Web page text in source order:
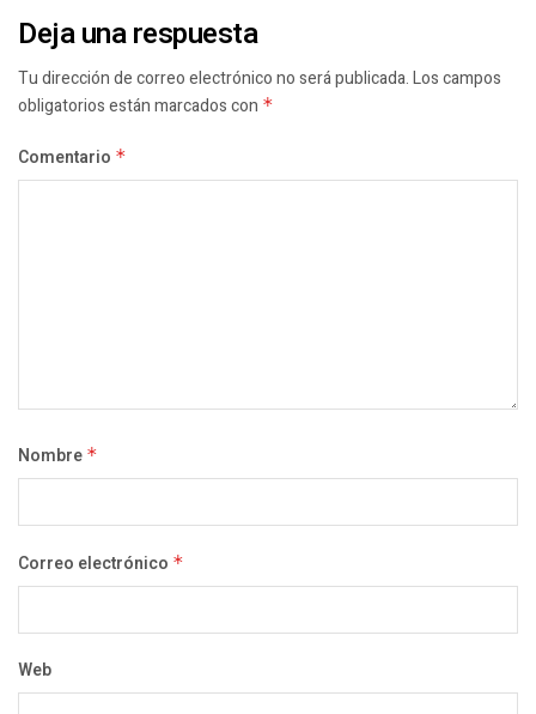
Deja una respuesta
Tu dirección de correo electrónico no será publicada.Los campos
obligatorios están marcados con *
Comentario *
Nombre *
Correo electrónico *
Web